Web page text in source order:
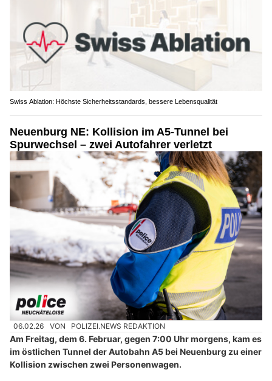
Swiss Ablation: Höchste Sicherheitsstandards, bessere Lebensqualität
Neuenburg NE: Kollision im A5-Tunnel bei
Spurwechsel – zwei Autofahrer verletzt
06.02.26 VON POLIZEI.NEWS REDAKTION
Am Freitag, dem 6. Februar, gegen 7:00 Uhr morgens, kam es
im östlichen Tunnel der Autobahn A5 bei Neuenburg zu einer
Kollision zwischen zwei Personenwagen.